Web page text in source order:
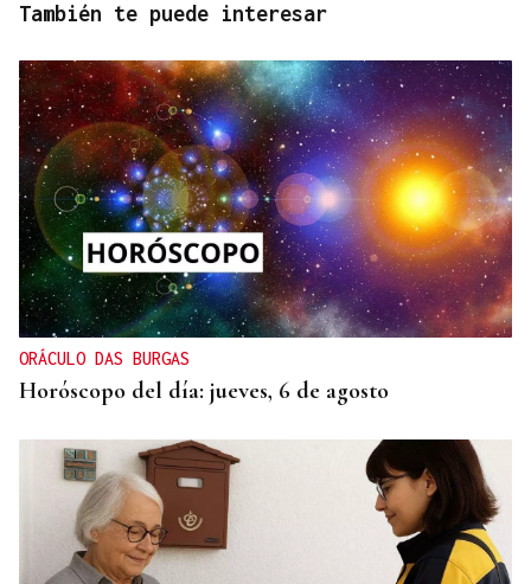
También te puede interesar
ORÁCULO DAS BURGAS
Horóscopo del día: jueves, 6 de agosto